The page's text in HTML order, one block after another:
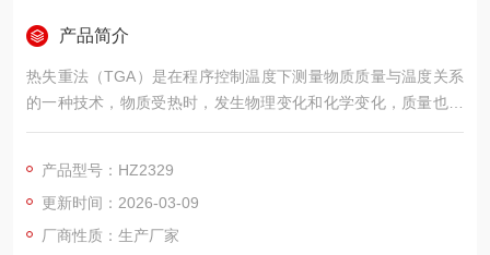
产品简介
热失重法（TGA）是在程序控制温度下测量物质质量与温度关系
的一种技术，物质受热时，发生物理变化和化学变化，质量也随
之改变。TGA分析仪，是综合研究上述变化之间的函数关系的仪
产品型号：HZ2329
更新时间：2026-03-09
厂商性质：生产厂家